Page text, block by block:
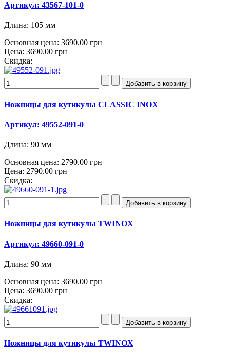
Артикул: 43567-101-0
Длина: 105 мм
Основная цена: 3690.00 грн
Цена: 3690.00 грн
Скидка:
Ножницы для кутикулы CLASSIC INOX
Артикул: 49552-091-0
Длина: 90 мм
Основная цена: 2790.00 грн
Цена: 2790.00 грн
Скидка:
Ножницы для кутикулы TWINOX
Артикул: 49660-091-0
Длина: 90 мм
Основная цена: 3690.00 грн
Цена: 3690.00 грн
Скидка:
Ножницы для кутикулы TWINOX